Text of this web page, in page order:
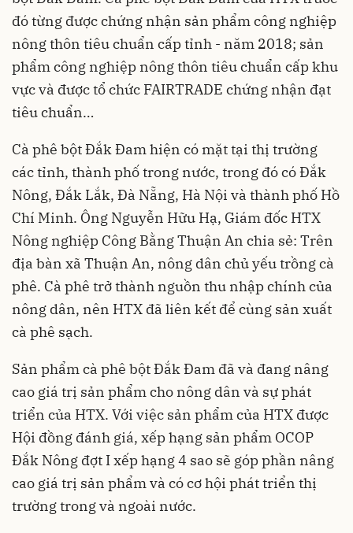
đó từng được chứng nhận sản phẩm công nghiệp
nông thôn tiêu chuẩn cấp tỉnh - năm 2018; sản
phẩm công nghiệp nông thôn tiêu chuẩn cấp khu
vực và được tổ chức FAIRTRADE chứng nhận đạt
tiêu chuẩn…
Cà phê bột Đắk Đam hiện có mặt tại thị trường
các tỉnh, thành phố trong nước, trong đó có Đắk
Nông, Đắk Lắk, Đà Nẵng, Hà Nội và thành phố Hồ
Chí Minh. Ông Nguyễn Hữu Hạ, Giám đốc HTX
Nông nghiệp Công Bằng Thuận An chia sẻ: Trên
địa bàn xã Thuận An, nông dân chủ yếu trồng cà
phê. Cà phê trở thành nguồn thu nhập chính của
nông dân, nên HTX đã liên kết để cùng sản xuất
cà phê sạch.
Sản phẩm cà phê bột Đắk Đam đã và đang nâng
cao giá trị sản phẩm cho nông dân và sự phát
triển của HTX. Với việc sản phẩm của HTX được
Hội đồng đánh giá, xếp hạng sản phẩm OCOP
Đắk Nông đợt I xếp hạng 4 sao sẽ góp phần nâng
cao giá trị sản phẩm và có cơ hội phát triển thị
trường trong và ngoài nước.